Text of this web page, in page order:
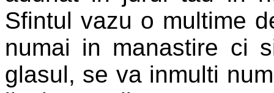
Sfintul vazu o multime
numai in manastire ci
glasul, se va inmulti